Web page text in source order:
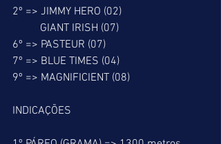
2º => JIMMY HERO (02)
          GIANT IRISH (07)
6º => PASTEUR (07)
7º => BLUE TIMES (04)
9º => MAGNIFICIENT (08)
INDICAÇÕES